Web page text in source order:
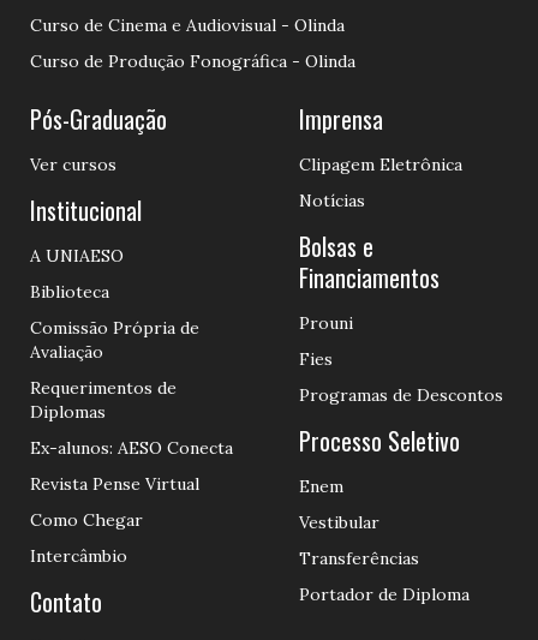
Curso de Cinema e Audiovisual - Olinda
Curso de Produção Fonográfica - Olinda
Pós-Graduação
Ver cursos
Institucional
A UNIAESO
Biblioteca
Comissão Própria de
Avaliação
Requerimentos de
Diplomas
Ex-alunos: AESO Conecta
Revista Pense Virtual
Como Chegar
Intercâmbio
Contato
Imprensa
Clipagem Eletrônica
Notícias
Bolsas e
Financiamentos
Prouni
Fies
Programas de Descontos
Processo Seletivo
Enem
Vestibular
Transferências
Portador de Diploma